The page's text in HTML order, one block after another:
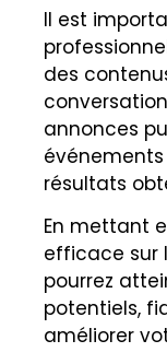
Il est
des
annonces
résultats
En mettant
efficace sur
pourrez
potentiels,
améliorer